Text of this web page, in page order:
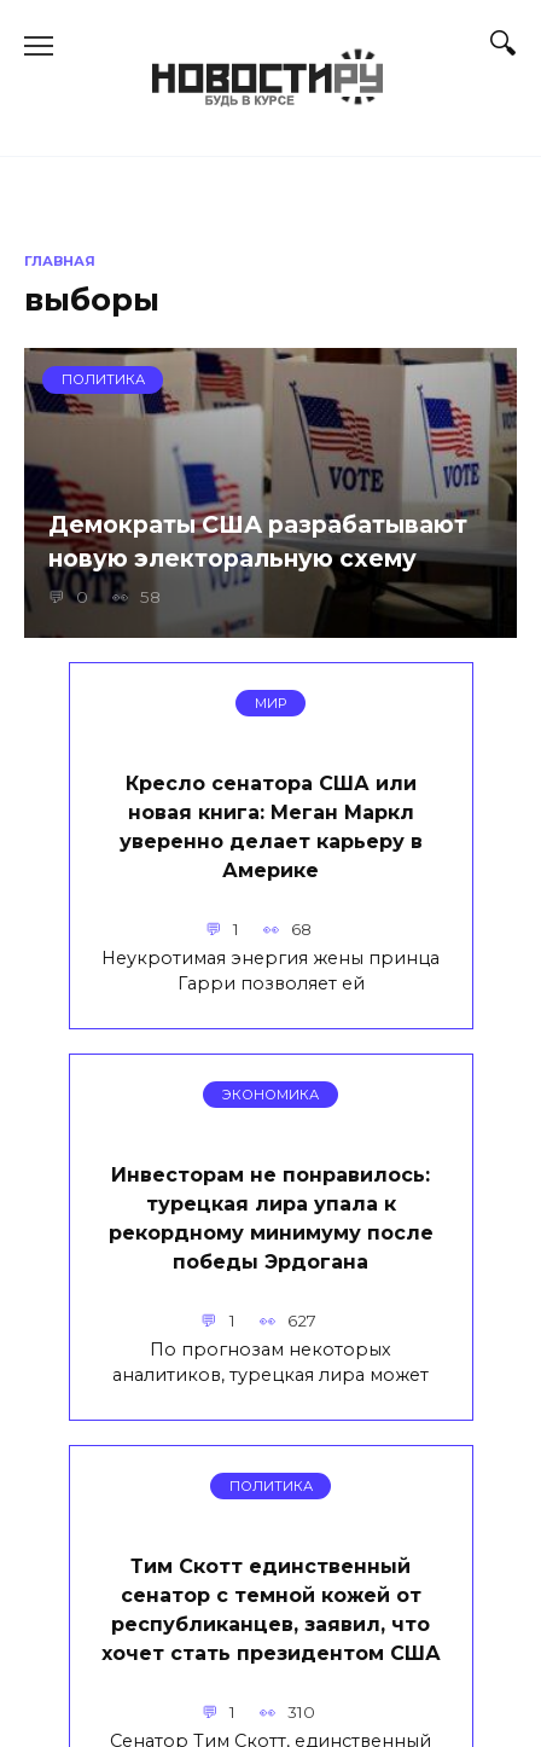
ГЛАВНАЯ
выборы
ПОЛИТИКА
Демократы США разрабатывают
новую электоральную схему
0 58
МИР
Кресло сенатора США или
новая книга: Меган Маркл
уверенно делает карьеру в
Америке
1 68
Неукротимая энергия жены принца
Гарри позволяет ей
ЭКОНОМИКА
Инвесторам не понравилось:
турецкая лира упала к
рекордному минимуму после
победы Эрдогана
1 627
По прогнозам некоторых
аналитиков, турецкая лира может
ПОЛИТИКА
Тим Скотт единственный
сенатор с темной кожей от
республиканцев, заявил, что
хочет стать президентом США
1 310
Сенатор Тим Скотт, единственный